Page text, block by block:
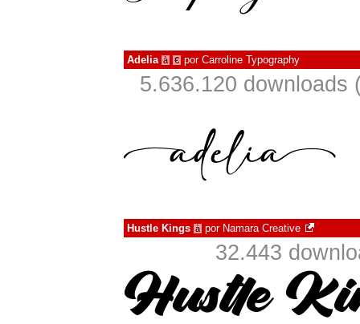
Adelia à € por Carroline Typography
5.636.120 downloads
Hustle Kings à por Namara Creative
32.443